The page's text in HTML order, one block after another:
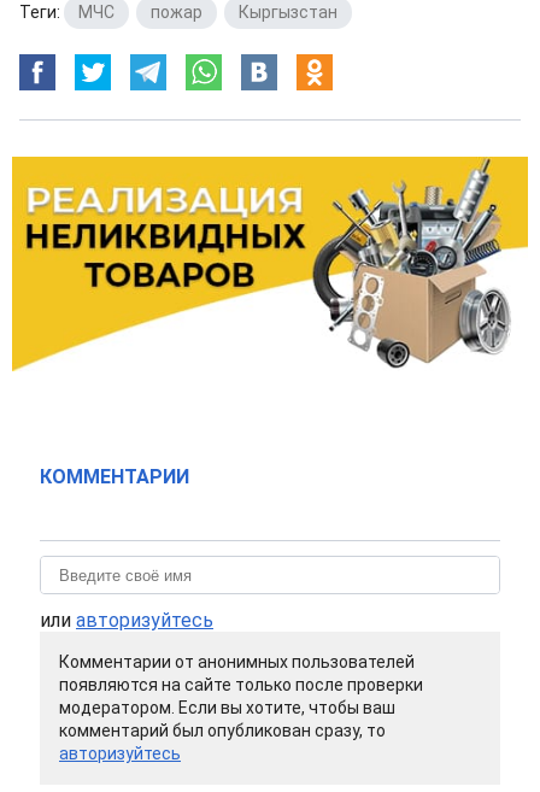
Теги: МЧС пожар Кыргызстан
КОММЕНТАРИИ
или авторизуйтесь
Комментарии от анонимных пользователей
появляются на сайте только после проверки
модератором. Если вы хотите, чтобы ваш
комментарий был опубликован сразу, то
авторизуйтесь